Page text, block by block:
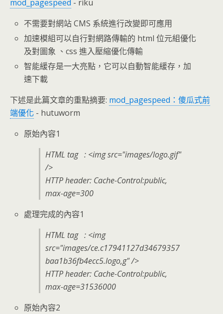
mod_pagespeed - riku
不需要對網站 CMS 系統進行改變即可應用
加速模組可以自行對網路傳輸的 html 位元組優化
及對圖象 、css 進入壓縮優化傳輸
智能緩存是一大亮點，它可以自動智能緩存，加
速下載
下述是此篇文章的重點摘要: mod_pagespeed：傻瓜式前
端優化 - hutuworm
原始內容1
HTML tag : <img src="images/logo.gif"
/>
HTTP header: Cache-Control:public,
max-age=300
處理完成的內容1
HTML tag : <img
src="images/ce.c17941127d34679357
baa1b36fb4ecc5.logo,g" />
HTTP header: Cache-Control:public,
max-age=31536000
原始內容2